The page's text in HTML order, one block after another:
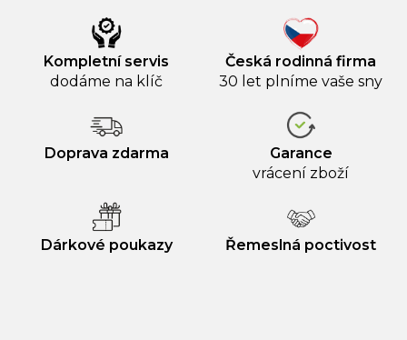
Kompletní servis
dodáme na klíč
Česká rodinná firma
30 let plníme vaše sny
Doprava zdarma
Garance
vrácení zboží
Dárkové poukazy Řemeslná poctivost